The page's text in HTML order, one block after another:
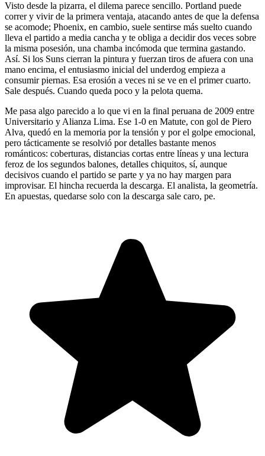
Visto desde la pizarra, el dilema parece sencillo. Portland puede
correr y vivir de la primera ventaja, atacando antes de que la defensa
se acomode; Phoenix, en cambio, suele sentirse más suelto cuando
lleva el partido a media cancha y te obliga a decidir dos veces sobre
la misma posesión, una chamba incómoda que termina gastando.
Así. Si los Suns cierran la pintura y fuerzan tiros de afuera con una
mano encima, el entusiasmo inicial del underdog empieza a
consumir piernas. Esa erosión a veces ni se ve en el primer cuarto.
Sale después. Cuando queda poco y la pelota quema.
Me pasa algo parecido a lo que vi en la final peruana de 2009 entre
Universitario y Alianza Lima. Ese 1-0 en Matute, con gol de Piero
Alva, quedó en la memoria por la tensión y por el golpe emocional,
pero tácticamente se resolvió por detalles bastante menos
románticos: coberturas, distancias cortas entre líneas y una lectura
feroz de los segundos balones, detalles chiquitos, sí, aunque
decisivos cuando el partido se parte y ya no hay margen para
improvisar. El hincha recuerda la descarga. El analista, la geometría.
En apuestas, quedarse solo con la descarga sale caro, pe.